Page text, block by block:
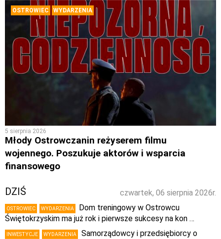
OSTROWIEC WYDARZENIA
5 sierpnia 2026
Młody Ostrowczanin reżyserem filmu
wojennego. Poszukuje aktorów i wsparcia
finansowego
czwartek, 06 sierpnia 2026r.
DZIŚ
OSTROWIEC WYDARZENIA
Dom treningowy w Ostrowcu
Świętokrzyskim ma już rok i pierwsze sukcesy na kon …
INWESTYCJE WYDARZENIA
Samorządowcy i przedsiębiorcy o